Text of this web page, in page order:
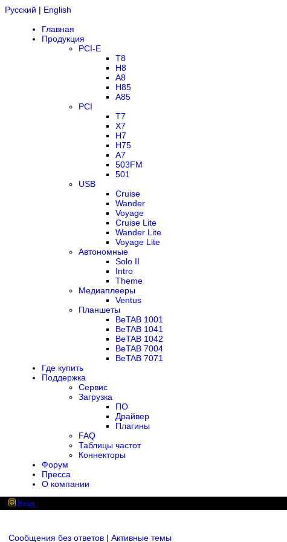
Русский | English
Главная
Продукция
PCI-E
T8
H8
A8
H85
A85
PCI
T7
X7
H7
H75
A7
503FM
501
USB
Cruise
Wander
Voyage
Cruise Lite
Wander Lite
Voyage Lite
Автономные
Solo II
Intro
Theme
Медиаплееры
Ventus
Планшеты
BeTAB 1001
BeTAB 1041
BeTAB 1042
BeTAB 7004
BeTAB 7071
Где купить
Поддержка
Сервис
Загрузка
ПО
Драйвер
Плагины
FAQ
Таблицы частот
Коннекторы
Форум
Пресса
О компании
Вход
Сообщения без ответов | Активные темы